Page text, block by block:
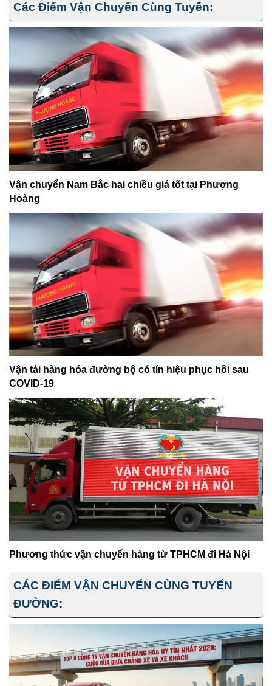
Các Điểm Vận Chuyển Cùng Tuyến:
Vận chuyển Nam Bắc hai chiều giá tốt tại Phượng
Hoàng
Vận tải hàng hóa đường bộ có tín hiệu phục hồi sau
COVID-19
Phương thức vận chuyển hàng từ TPHCM đi Hà Nội
CÁC ĐIỂM VẬN CHUYỂN CÙNG TUYẾN
ĐƯỜNG: